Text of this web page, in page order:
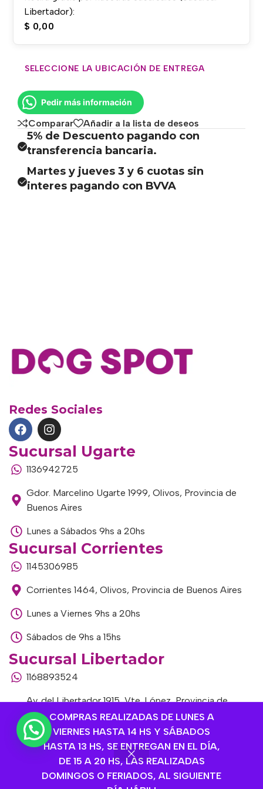
COMPRAS REALIZADAS DE LUNES A
VIERNES HASTA 14 HS Y SÁBADOS
HASTA 13 HS, SE ENTREGAN EN EL DÍA,
DE 15 A 20 HS, LAS REALIZADAS
DOMINGOS O FERIADOS, AL SIGUIENTE
Libertador):
$ 0,00
SELECCIONE LA UBICACIÓN DE ENTREGA
Pedir más información
Comparar Añadir a la lista de deseos
5% de Descuento pagando con
transferencia bancaria.
Martes y jueves 3 y 6 cuotas sin
interes pagando con BVVA
Redes Sociales
Sucursal Ugarte
1136942725
Gdor. Marcelino Ugarte 1999, Olivos, Provincia de
Buenos Aires
Lunes a Sábados 9hs a 20hs
Sucursal Corrientes
1145306985
Corrientes 1464, Olivos, Provincia de Buenos Aires
Lunes a Viernes 9hs a 20hs
Sábados de 9hs a 15hs
Sucursal Libertador
1168893524
Av. del Libertador 1915, Vte. López, Provincia de
Buenos Aires
Lunes a Viernes de 9hs a 13hs / 16hs a 20hs
Sábados de 9hs a 15hs